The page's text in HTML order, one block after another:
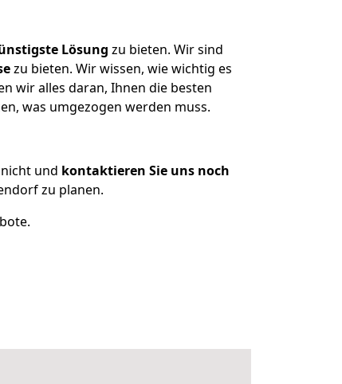
Lösung zu bieten. Wir sind
zu bieten. Wir wissen, wie wichtig es
wir alles daran, Ihnen die besten
was umgezogen werden muss.
und kontaktieren Sie uns noch
zu planen.